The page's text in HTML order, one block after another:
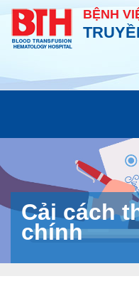
BỆNH
Cải cách
chính